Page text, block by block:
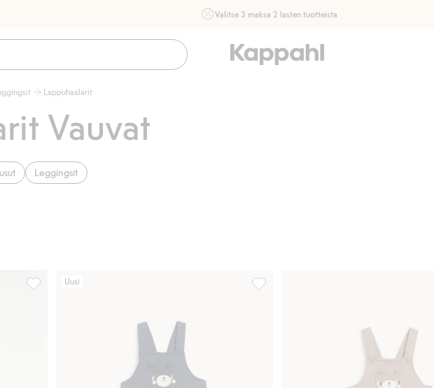
Valitse 3 maksa 2 lasten tuotteista
16.8. asti myymälässä ja verkossa. Ei voi yhdistää muihin
alennuksiin tai tarjouksiin.
Lappuhaalarit
Vauvat
Leggingsit
Uusi